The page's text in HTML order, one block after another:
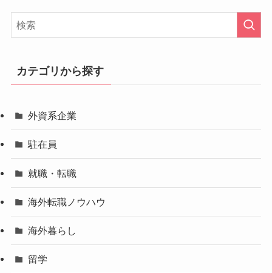
カテゴリから探す
外資系企業
駐在員
就職・転職
海外転職ノウハウ
海外暮らし
留学